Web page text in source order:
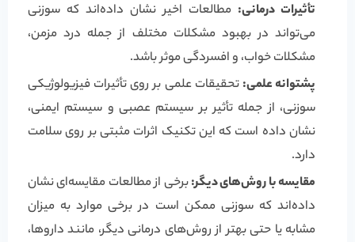
تأثیرات درمانی: مطالعات اخیر نشان داده‌اند که سوزنی
می‌تواند در بهبود مشکلات مختلف از جمله درد مزمن،
مشکلات خواب، و افسردگی موثر باشد.
پشتوانه علمی: تحقیقات علمی بر روی تأثیرات فیزیولوژیکی
سوزنی، از جمله تأثیر بر سیستم عصبی و سیستم ایمنی،
نشان داده است که این تکنیک اثرات مثبتی بر روی سلامت
دارد.
مقایسه با روش‌های دیگر:برخی از مطالعات مقایسه‌ای نشان
داده‌اند که سوزنی ممکن است در برخی موارد به میزان
مشابه یا حتی بهتر از روش‌های درمانی دیگر، مانند داروها،